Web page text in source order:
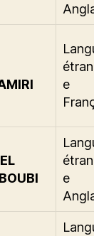
e
e